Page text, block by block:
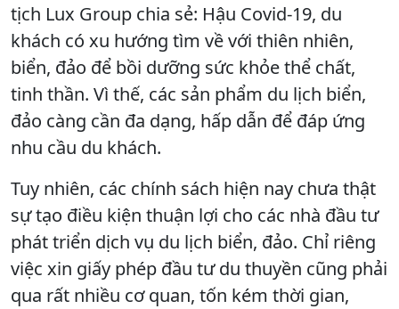
tịch Lux Group chia sẻ: Hậu Covid-19, du
khách có xu hướng tìm về với thiên nhiên,
biển, đảo để bồi dưỡng sức khỏe thể chất,
tinh thần. Vì thế, các sản phẩm du lịch biển,
đảo càng cần đa dạng, hấp dẫn để đáp ứng
nhu cầu du khách.
Tuy nhiên, các chính sách hiện nay chưa thật
sự tạo điều kiện thuận lợi cho các nhà đầu tư
phát triển dịch vụ du lịch biển, đảo. Chỉ riêng
việc xin giấy phép đầu tư du thuyền cũng phải
qua rất nhiều cơ quan, tốn kém thời gian,